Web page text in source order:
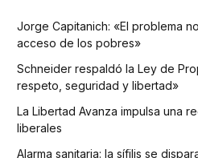
Jorge Capitanich: «El problema
acceso de los pobres»
Schneider respaldó la Ley de
respeto, seguridad y libertad»
La Libertad Avanza impulsa una
liberales
Alarma sanitaria: la sífilis se